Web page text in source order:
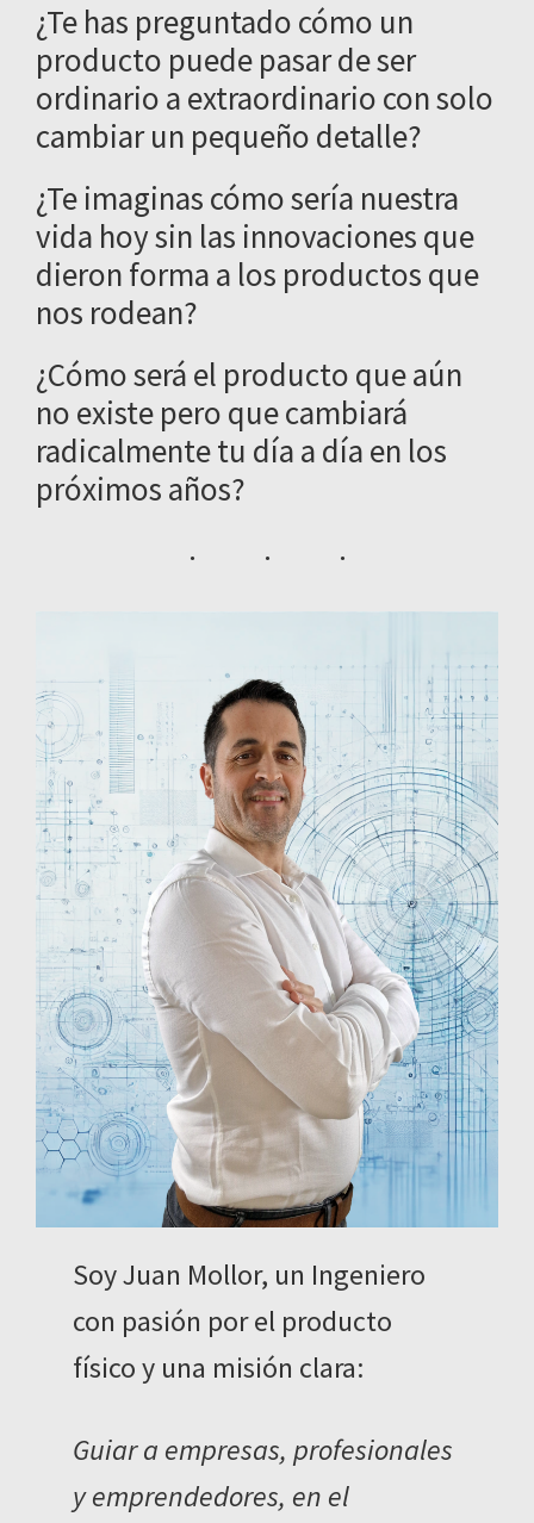
¿Te has preguntado cómo un
producto puede pasar de ser
ordinario a extraordinario con solo
cambiar un pequeño detalle?
¿Te imaginas cómo sería nuestra
vida hoy sin las innovaciones que
dieron forma a los productos que
nos rodean?
¿Cómo será el producto que aún
no existe pero que cambiará
radicalmente tu día a día en los
próximos años?
Soy Juan Mollor, un Ingeniero
con pasión por el producto
físico y una misión clara:
Guiar a empresas, profesionales
y emprendedores, en el